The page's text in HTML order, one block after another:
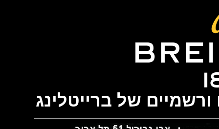
של ברייטלינג